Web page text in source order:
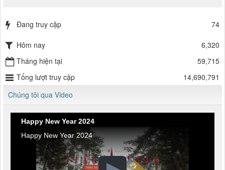
Đang truy cập 74
Hôm nay
6,320
Tháng hiện tại
59,715
Tổng lượt truy cập
14,690,791
Chúng tôi qua Video
Happy New Year 2024
Happy New Year 2024